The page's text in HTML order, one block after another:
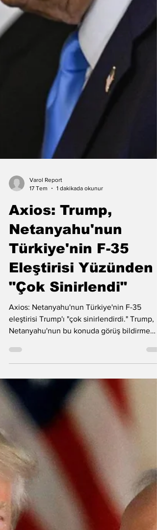
17 Tem
1 dakikada okunur
Axios: Trump,
Netanyahu'nun
Türkiye'nin F-35
Eleştirisi Yüzünden
"Çok Sinirlendi"
Axios: Netanyahu'nun Türkiye'nin F-35
Netanyahu'nun bu konuda görüş bildirme
hakkı olmadığını düşünüyor.